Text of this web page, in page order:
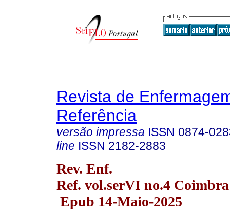
Revista de
Referência
versão impressa ISSN 0874-
line ISSN 2182-2883
Rev. Enf.
Ref. vol.serVI no.4
Epub 14-Maio-2025